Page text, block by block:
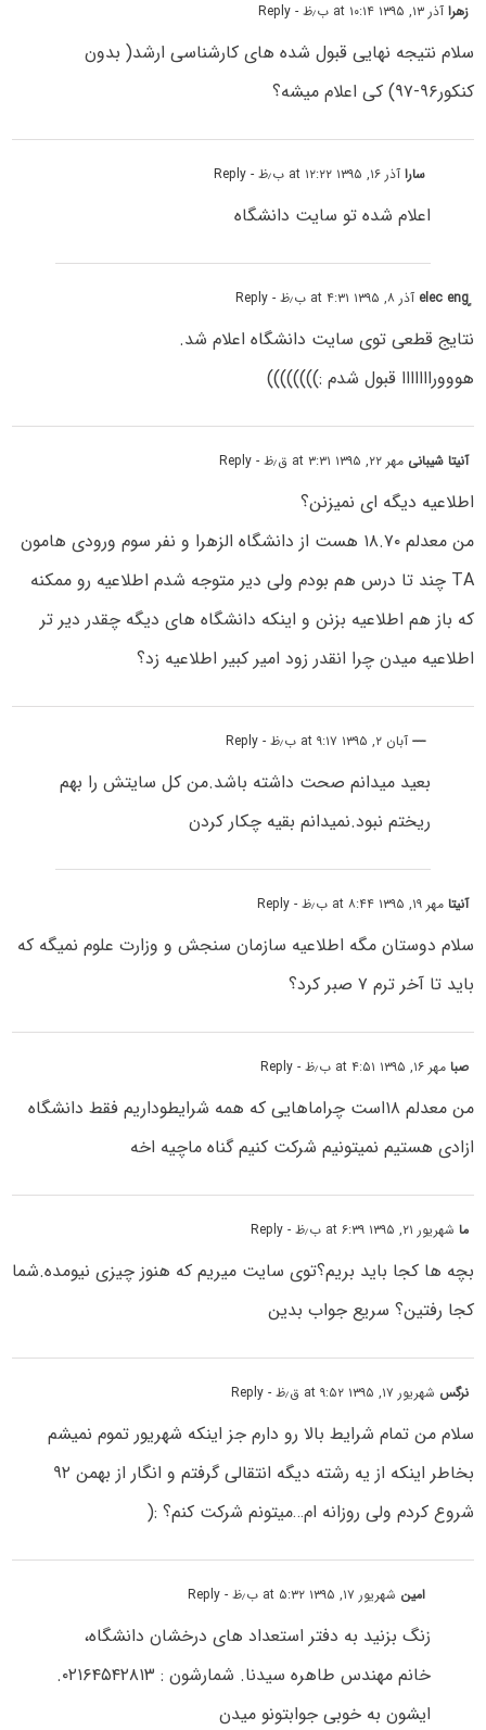
زهراآذر ۱۳, ۱۳۹۵ at ۱۰:۱۴ ب٫ظ - Reply
سلام نتیجه نهایی قبول شده های کارشناسی ارشد( بدون
کنکور۹۶-۹۷) کی اعلام میشه؟
ساراآذر ۱۶, ۱۳۹۵ at ۱۲:۲۲ ب٫ظ - Reply
اعلام شده تو سایت دانشگاه
ٍelec eng آذر ۸, ۱۳۹۵ at ۴:۳۱ ب٫ظ - Reply
نتایج قطعی توی سایت دانشگاه اعلام شد.
هووورااااااا قبول شدم :))))))))
آنیتا شیبانی مهر ۲۲, ۱۳۹۵ at ۳:۳۱ ق٫ظ - Reply
اطلاعیه دیگه ای نمیزنن؟
من معدلم ۱۸.۷۰ هست از دانشگاه الزهرا و نفر سوم ورودی هامون
TA چند تا درس هم بودم ولی دیر متوجه شدم اطلاعیه رو ممکنه
که باز هم اطلاعیه بزنن و اینکه دانشگاه های دیگه چقدر دیر تر
اطلاعیه میدن چرا انقدر زود امیر کبیر اطلاعیه زد؟
----آبان ۲, ۱۳۹۵ at ۹:۱۷ ب٫ظ - Reply
بعید میدانم صحت داشته باشد.من کل سایتش را بهم
ریختم نبود.نمیدانم بقیه چکار کردن
آنیتامهر ۱۹, ۱۳۹۵ at ۸:۴۴ ب٫ظ - Reply
سلام دوستان مگه اطلاعیه سازمان سنجش و وزارت علوم نمیگه که
باید تا آخر ترم ۷ صبر کرد؟
صبامهر ۱۶, ۱۳۹۵ at ۴:۵۱ ب٫ظ - Reply
من معدلم ۱۸است چراماهایی که همه شرایطوداریم فقط دانشگاه
ازادی هستیم نمیتونیم شرکت کنیم گناه ماچیه اخه
ماشهریور ۲۱, ۱۳۹۵ at ۶:۳۹ ب٫ظ - Reply
بچه ها کجا باید بریم؟توی سایت میریم که هنوز چیزی نیومده.شما
کجا رفتین؟ سریع جواب بدین
نرگس شهریور ۱۷, ۱۳۹۵ at ۹:۵۲ ق٫ظ - Reply
سلام من تمام شرایط بالا رو دارم جز اینکه شهریور تموم نمیشم
بخاطر اینکه از یه رشته دیگه انتقالی گرفتم و انگار از بهمن ۹۲
شروع کردم ولی روزانه ام…میتونم شرکت کنم؟ :(
امین شهریور ۱۷, ۱۳۹۵ at ۵:۳۲ ب٫ظ - Reply
زنگ بزنید به دفتر استعداد های درخشان دانشگاه،
خانم مهندس طاهره سیدنا. شمارشون : ۰۲۱۶۴۵۴۲۸۱۳.
ایشون به خوبی جوابتونو میدن